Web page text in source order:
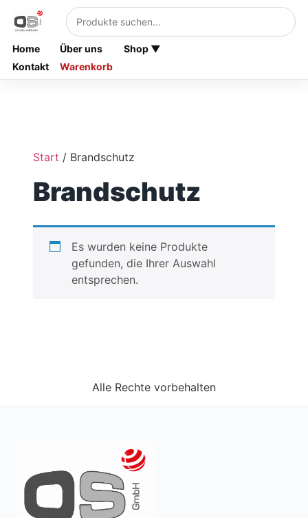
Home Über uns
Shop ▼
Kontakt
Warenkorb
Start / Brandschutz
Brandschutz
Es wurden keine Produkte
gefunden, die Ihrer Auswahl
entsprechen.
Alle Rechte vorbehalten